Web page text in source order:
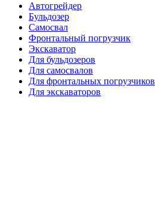
Автогрейдер
Бульдозер
Самосвал
Фронтальный погрузчик
Экскаватор
Для бульдозеров
Для самосвалов
Для фронтальных погрузчиков
Для экскаваторов